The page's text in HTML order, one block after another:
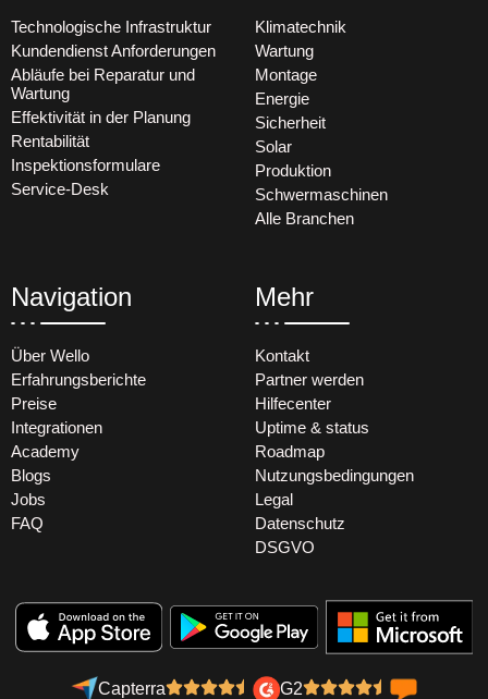
Technologische Infrastruktur
Kundendienst Anforderungen
Abläufe bei Reparatur und
Wartung
Effektivität in der Planung
Rentabilität
Inspektionsformulare
Service-Desk
Klimatechnik
Wartung
Montage
Energie
Sicherheit
Solar
Produktion
Schwermaschinen
Alle Branchen
Navigation
Über Wello
Erfahrungsberichte
Preise
Integrationen
Academy
Blogs
Jobs
FAQ
Mehr
Kontakt
Partner werden
Hilfecenter
Uptime & status
Roadmap
Nutzungsbedingungen
Legal
Datenschutz
DSGVO
Capterra G2